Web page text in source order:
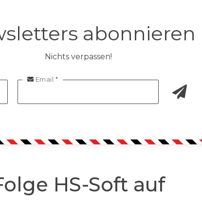
abonnieren
Nichts verpassen!
 Email *
HS-Soft auf